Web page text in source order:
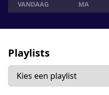
VANDAAG MA
Playlists